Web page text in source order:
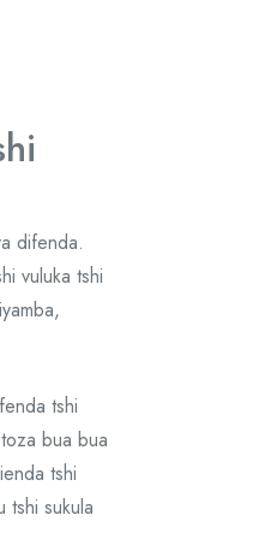
difenda.
vuluka tshi
tshi
bua bua
tshi
tshi sukula